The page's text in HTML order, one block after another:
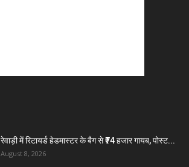
रेवाड़ी में रिटायर्ड हेडमास्टर के बैग से ₹74 हजार गायब, पोस्ट...
August 8, 2026